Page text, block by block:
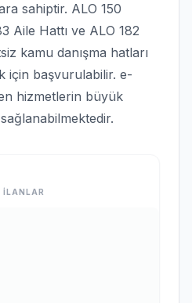
sahiptir. ALO 150
Aile Hattı ve ALO 182
kamu danışma hatları
için başvurulabilir. e-
hizmetlerin büyük
İLANLAR